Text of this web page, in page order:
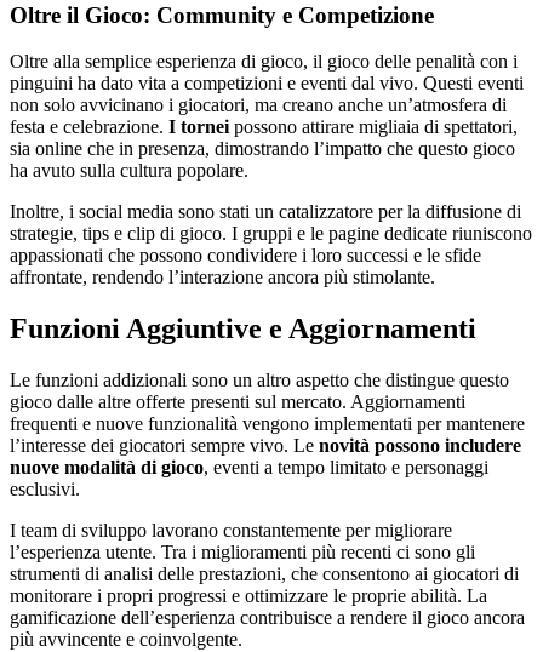
Oltre il Gioco: Community e Competizione
Oltre alla semplice esperienza di gioco, il gioco delle penalità con i
pinguini ha dato vita a competizioni e eventi dal vivo. Questi eventi
non solo avvicinano i giocatori, ma creano anche un’atmosfera di
festa e celebrazione. I tornei possono attirare migliaia di spettatori,
sia online che in presenza, dimostrando l’impatto che questo gioco
ha avuto sulla cultura popolare.
Inoltre, i social media sono stati un catalizzatore per la diffusione di
strategie, tips e clip di gioco. I gruppi e le pagine dedicate riuniscono
appassionati che possono condividere i loro successi e le sfide
affrontate, rendendo l’interazione ancora più stimolante.
Funzioni Aggiuntive e Aggiornamenti
Le funzioni addizionali sono un altro aspetto che distingue questo
gioco dalle altre offerte presenti sul mercato. Aggiornamenti
frequenti e nuove funzionalità vengono implementati per mantenere
l’interesse dei giocatori sempre vivo. Le novità possono includere
nuove modalità di gioco, eventi a tempo limitato e personaggi
esclusivi.
I team di sviluppo lavorano constantemente per migliorare
l’esperienza utente. Tra i miglioramenti più recenti ci sono gli
strumenti di analisi delle prestazioni, che consentono ai giocatori di
monitorare i propri progressi e ottimizzare le proprie abilità. La
gamificazione dell’esperienza contribuisce a rendere il gioco ancora
più avvincente e coinvolgente.